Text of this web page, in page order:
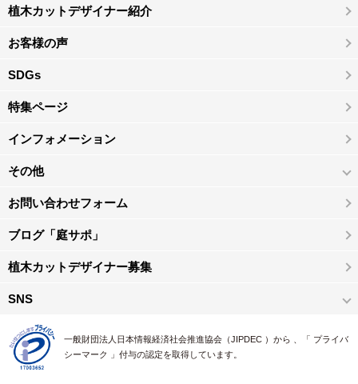
植木カットデザイナー紹介
お客様の声
SDGs
特集ページ
インフォメーション
その他
お問い合わせフォーム
ブログ「庭サポ」
植木カットデザイナー募集
SNS
一般財団法人日本情報経済社会推進協会（JIPDEC ）から 、「 プライバ
シーマーク 」付与の認定を取得しています。